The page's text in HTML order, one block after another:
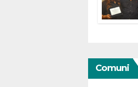
Comuni